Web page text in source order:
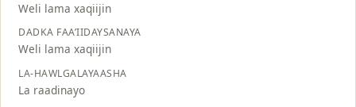
Weli lama xaqiijin
DADKA FAA’IIDAYSANAYA
Weli lama xaqiijin
LA-HAWLGALAYAASHA
La raadinayo